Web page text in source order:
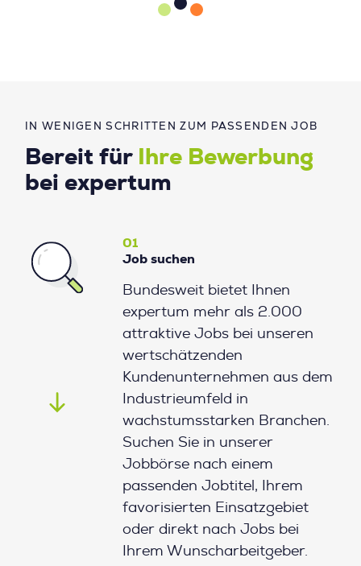
IN WENIGEN SCHRITTEN ZUM PASSENDEN JOB
Bereit für
Ihre Bewerbung
bei expertum
01
Job suchen
Bundesweit bietet Ihnen
expertum mehr als 2.000
attraktive Jobs bei unseren
wertschätzenden
Kundenunternehmen aus dem
Industrieumfeld in
wachstumsstarken Branchen.
Suchen Sie in unserer
Jobbörse nach einem
passenden Jobtitel, Ihrem
favorisierten Einsatzgebiet
oder direkt nach Jobs bei
Ihrem Wunscharbeitgeber.